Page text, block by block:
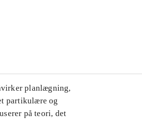
planlægning,
partikulære og
på teori, det